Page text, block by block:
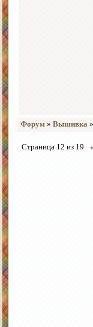
Форум » Вышивка »
Страница 12 из 19 «